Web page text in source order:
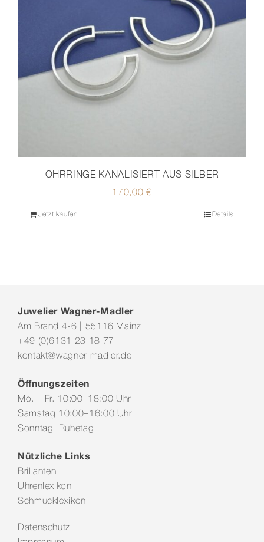
OHRRINGE KANALISIERT AUS SILBER
170,00 €
Jetzt kaufen Details
Juwelier Wagner-Madler
Am Brand 4-6 | 55116 Mainz
+49 (0)6131 23 18 77
kontakt@wagner-madler.de
Öffnungszeiten
Mo. – Fr. 10:00–18:00 Uhr
Samstag 10:00–16:00 Uhr
Sonntag Ruhetag
Nützliche Links
Brillanten
Uhrenlexikon
Schmucklexikon
Datenschutz